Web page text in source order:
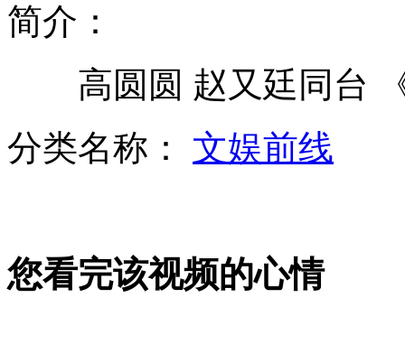
美国前宇航员玩摩托艇不幸身亡
简介：
高圆圆 赵又廷同台 《
分类名称： 文娱前线
您看完该视频的心情